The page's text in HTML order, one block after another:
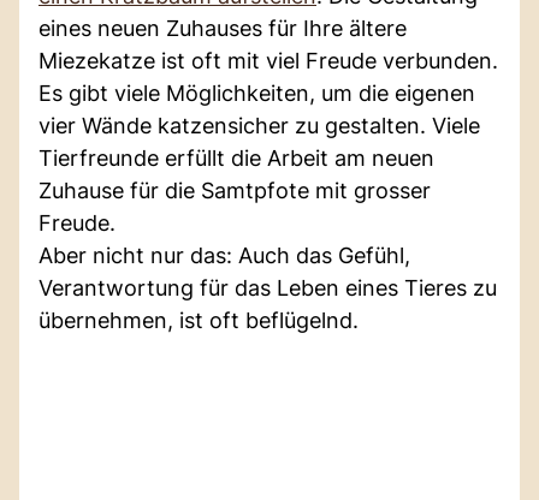
eines neuen Zuhauses für Ihre ältere
Miezekatze ist oft mit viel Freude verbunden.
Es gibt viele Möglichkeiten, um die eigenen
vier Wände katzensicher zu gestalten. Viele
Tierfreunde erfüllt die Arbeit am neuen
Zuhause für die Samtpfote mit grosser
Freude.
Aber nicht nur das: Auch das Gefühl,
Verantwortung für das Leben eines Tieres zu
übernehmen, ist oft beflügelnd.